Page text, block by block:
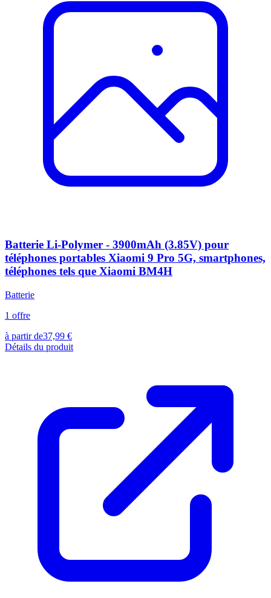
Batterie Li-Polymer - 3900mAh (3.85V) pour
téléphones portables Xiaomi 9 Pro 5G, smartphones,
téléphones tels que Xiaomi BM4H
Batterie
1 offre
à partir de37,99 €
Détails du produit